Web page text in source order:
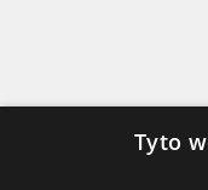
Tyto